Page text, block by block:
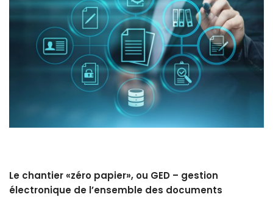
Le chantier «zéro papier», ou GED – gestion
électronique de l’ensemble des documents